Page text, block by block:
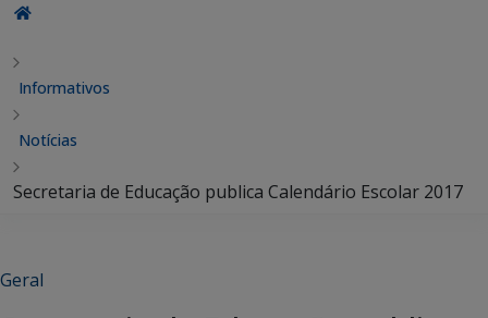
Informativos
Notícias
Secretaria de Educação publica Calendário Escolar 2017
Geral